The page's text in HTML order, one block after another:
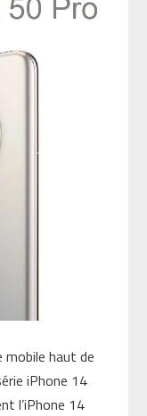
mobile haut de
iPhone 14
l’iPhone 14